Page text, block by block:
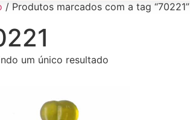
/ Produtos marcados com a tag “70221”
um único resultado